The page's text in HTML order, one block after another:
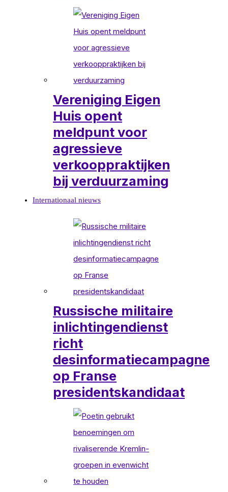
Vereniging Eigen
Huis opent
meldpunt voor
agressieve
verkooppraktijken
bij verduurzaming
Internationaal nieuws
Russische militaire
inlichtingendienst
richt
desinformatiecampagne
op Franse
presidentskandidaat